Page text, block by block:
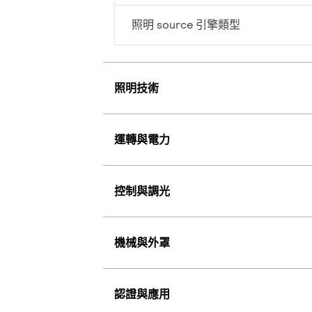
照明 source 引擎類型
照明技術
運轉與電力
控制與調光
機械與外罩
認證與應用